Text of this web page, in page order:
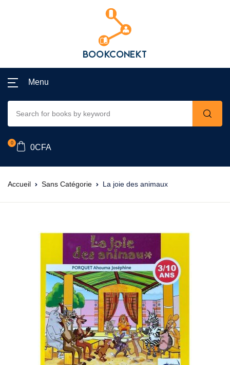
Menu
0
0CFA
Accueil Sans Catégorie La joie des animaux